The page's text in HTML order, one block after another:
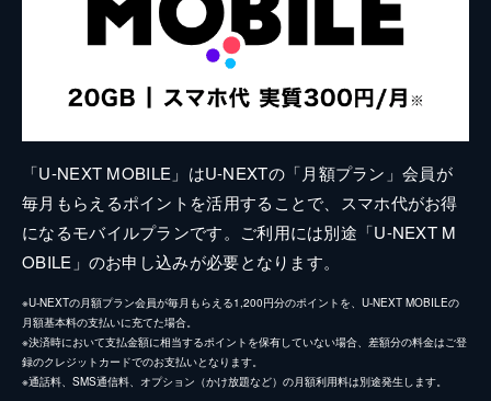
「U-NEXT MOBILE」はU-NEXTの「月額プラン」会員が
毎月もらえるポイントを活用することで、スマホ代がお得
になるモバイルプランです。ご利用には別途「U-NEXT M
OBILE」のお申し込みが必要となります。
※U-NEXTの月額プラン会員が毎月もらえる1,200円分のポイントを、U-NEXT MOBILEの
月額基本料の支払いに充てた場合。
※決済時において支払金額に相当するポイントを保有していない場合、差額分の料金はご登
録のクレジットカードでのお支払いとなります。
※通話料、SMS通信料、オプション（かけ放題など）の月額利用料は別途発生します。